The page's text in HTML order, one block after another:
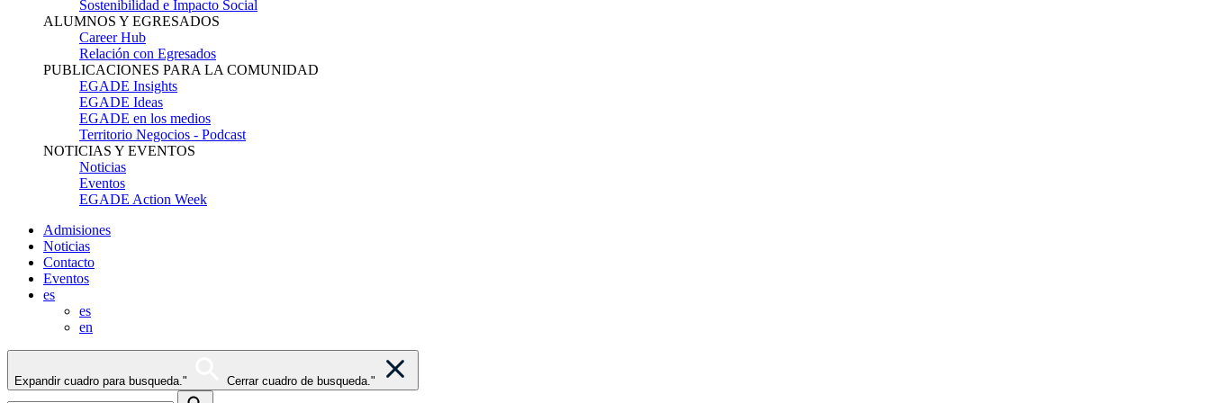
Sostenibilidad e Impacto Social
ALUMNOS Y EGRESADOS
Career Hub
Relación con Egresados
PUBLICACIONES PARA LA COMUNIDAD
EGADE Insights
EGADE Ideas
EGADE en los medios
Territorio Negocios - Podcast
NOTICIAS Y EVENTOS
Noticias
Eventos
EGADE Action Week
Admisiones
Noticias
Contacto
Eventos
es
es
en
Expandir cuadro para busqueda." Cerrar cuadro de busqueda."